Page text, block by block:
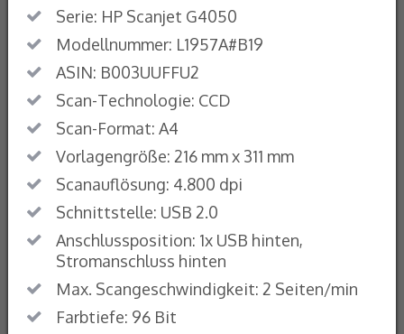
Serie: HP Scanjet G4050
Modellnummer: L1957A#B19
ASIN: B003UUFFU2
Scan-Technologie: CCD
Scan-Format: A4
Vorlagengröße: 216 mm x 311 mm
Scanauflösung: 4.800 dpi
Schnittstelle: USB 2.0
Anschlussposition: 1x USB hinten,
Stromanschluss hinten
Max. Scangeschwindigkeit: 2 Seiten/min
Farbtiefe: 96 Bit